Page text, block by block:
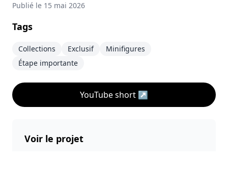
Publié le 15 mai 2026
Tags
Collections Exclusif
Minifigures
Étape importante
YouTube short ↗
Voir le projet